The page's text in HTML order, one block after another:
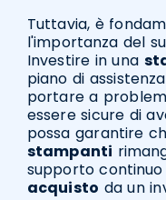
Tuttavia, è
l'importanza del
Investire in una
piano di
portare a
essere sicure di
possa garantire
stampanti
supporto
acquisto da un